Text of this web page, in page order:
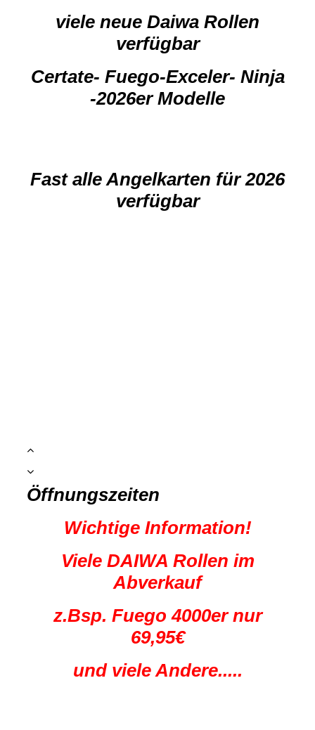
viele neue Daiwa Rollen
verfügbar
Certate- Fuego-Exceler- Ninja
-2026er Modelle
Fast alle Angelkarten für 2026
verfügbar
Öffnungszeiten
Wichtige Information!
Viele DAIWA Rollen im
Abverkauf
z.Bsp. Fuego 4000er nur
69,95€
und viele Andere.....